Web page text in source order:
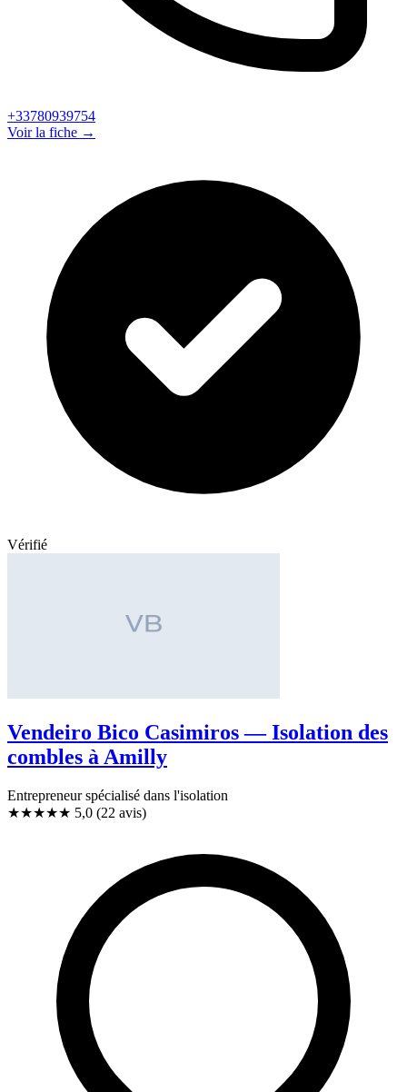
+33780939754
Voir la fiche →
Vérifié
Vendeiro Bico Casimiros — Isolation des
combles à Amilly
Entrepreneur spécialisé dans l'isolation
★★★★★ 5,0 (22 avis)